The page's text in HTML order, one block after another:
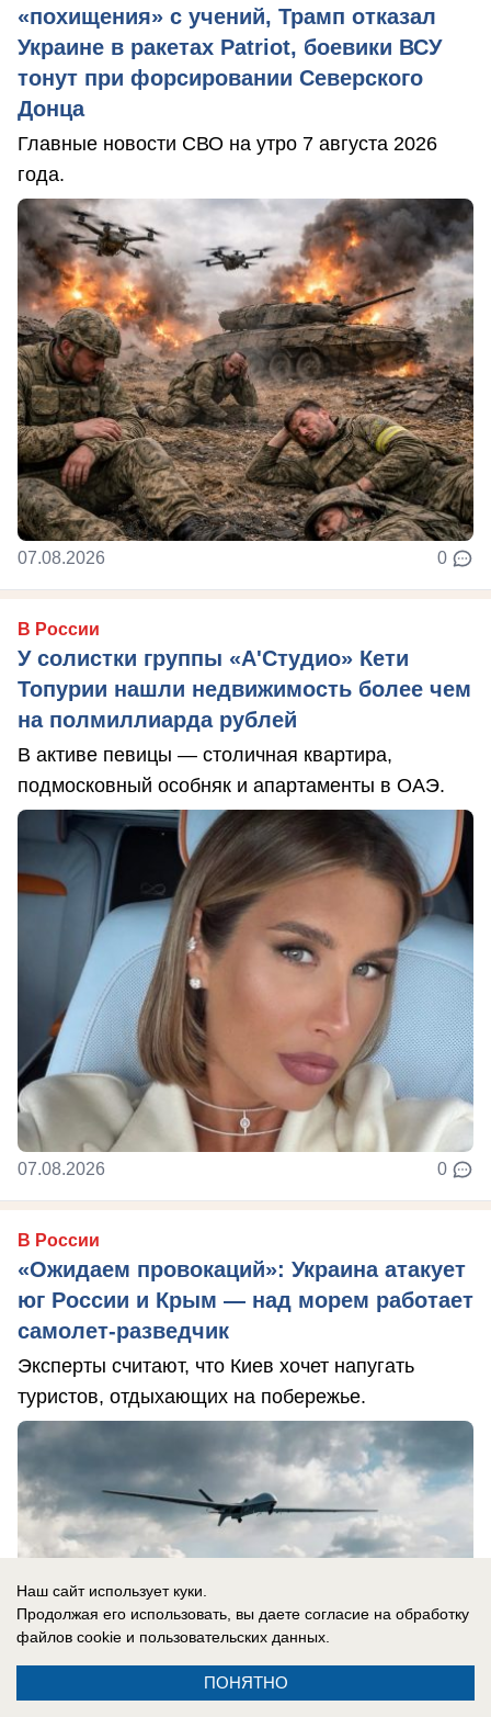
«похищения» с учений, Трамп отказал
Украине в ракетах Patriot, боевики ВСУ
тонут при форсировании Северского
Донца
Главные новости СВО на утро 7 августа 2026
года.
07.08.2026 0
В России
У солистки группы «А'Студио» Кети
Топурии нашли недвижимость более чем
на полмиллиарда рублей
В активе певицы — столичная квартира,
подмосковный особняк и апартаменты в ОАЭ.
07.08.2026 0
В России
«Ожидаем провокаций»: Украина атакует
юг России и Крым — над морем работает
самолет-разведчик
Эксперты считают, что Киев хочет напугать
туристов, отдыхающих на побережье.
Наш сайт использует куки.
Продолжая его использовать, вы даете согласие на обработку
файлов cookie и пользовательских данных.
ПОНЯТНО